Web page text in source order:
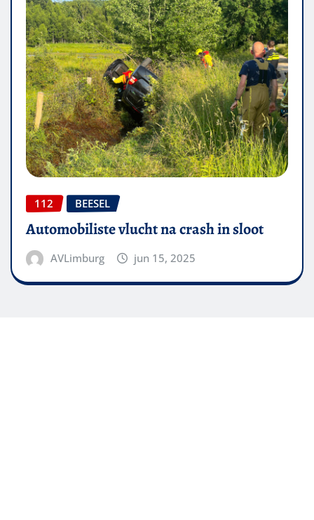
112 BEESEL
Automobiliste vlucht na crash in sloot
AVLimburg jun 15, 2025